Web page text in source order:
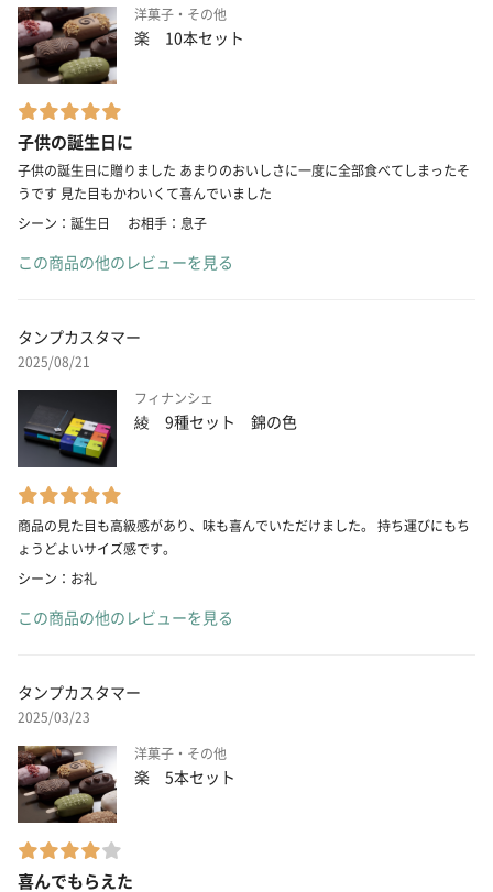
洋菓子・その他
楽 10本セット
子供の誕生日に
子供の誕生日に贈りました あまりのおいしさに一度に全部食べてしまったそ
うです 見た目もかわいくて喜んでいました
シーン：誕生日
お相手：息子
この商品の他のレビューを見る
タンプカスタマー
2025/08/21
フィナンシェ
綾 9種セット 錦の色
商品の見た目も高級感があり、味も喜んでいただけました。 持ち運びにもち
ょうどよいサイズ感です。
シーン：お礼
この商品の他のレビューを見る
タンプカスタマー
2025/03/23
洋菓子・その他
楽 5本セット
喜んでもらえた